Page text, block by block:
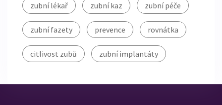
zubní lékař zubní kaz zubní péče
zubní fazety prevence rovnátka
citlivost zubů zubní implantáty